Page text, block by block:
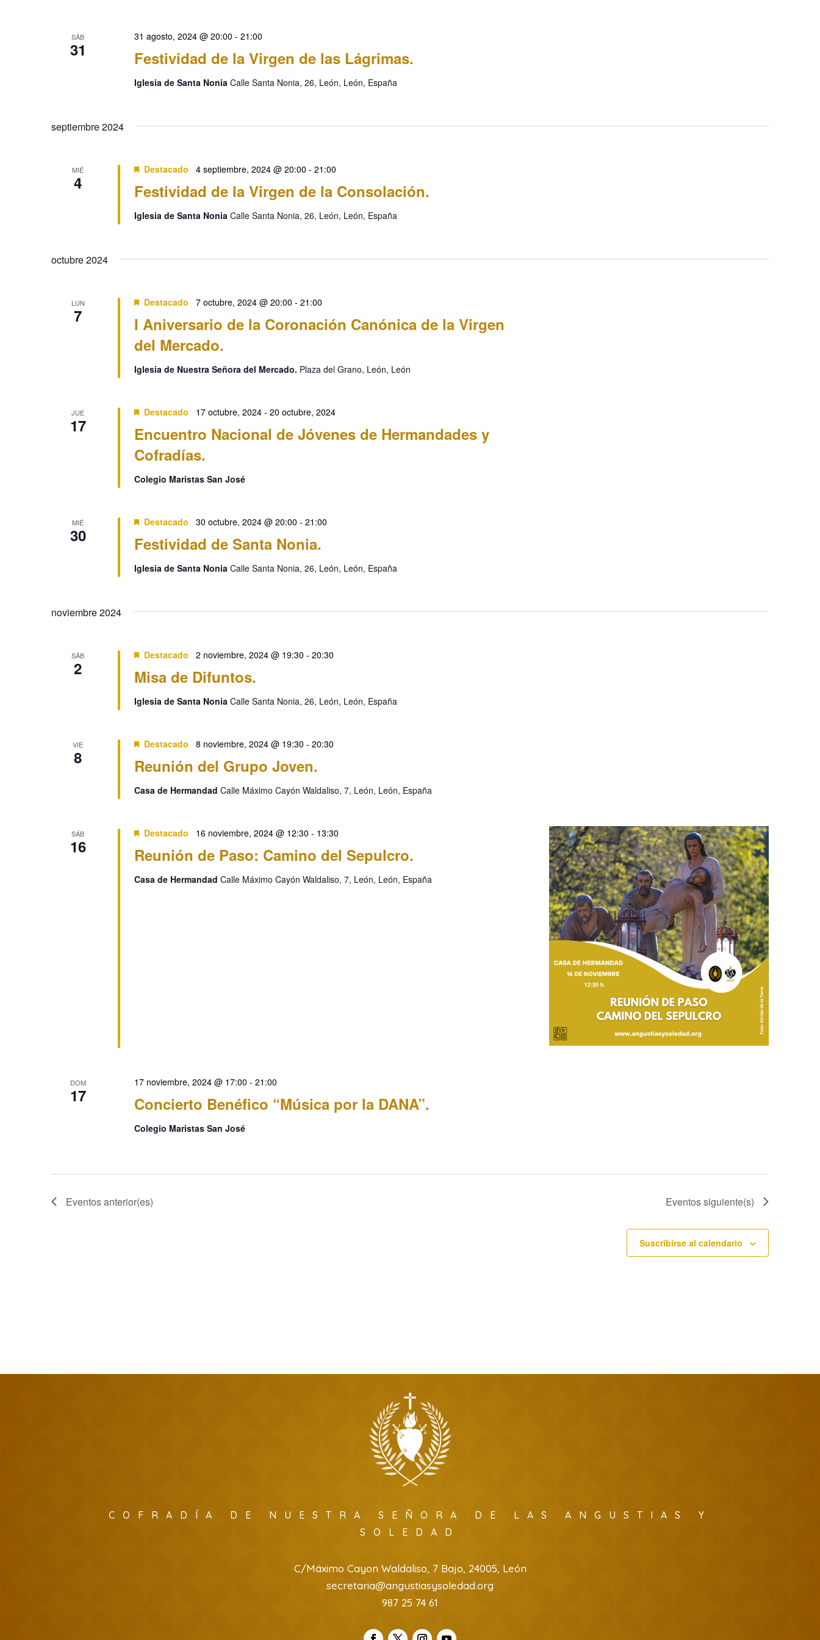
SÁB
31 Festividad de la Virgen de las Lágrimas.
31 agosto, 2024 @ 20:00 - 21:00
Iglesia de Santa Nonia Calle Santa Nonia, 26, León, León, España
septiembre 2024
MIÉ
4 Festividad de la Virgen de la Consolación.
Destacado 4 septiembre, 2024 @ 20:00 - 21:00
Iglesia de Santa Nonia Calle Santa Nonia, 26, León, León, España
octubre 2024
LUN
7
I Aniversario de la Coronación Canónica de la Virgen
del Mercado.
Destacado 7 octubre, 2024 @ 20:00 - 21:00
Iglesia de Nuestra Señora del Mercado. Plaza del Grano, León, León
JUE
17
Encuentro Nacional de Jóvenes de Hermandades y
Cofradías.
Destacado 17 octubre, 2024- 20 octubre, 2024
Colegio Maristas San José
MIÉ
30 Festividad de Santa Nonia.
Destacado 30 octubre, 2024 @ 20:00 - 21:00
Iglesia de Santa Nonia Calle Santa Nonia, 26, León, León, España
noviembre 2024
SÁB
2 Misa de Difuntos.
Destacado 2 noviembre, 2024 @ 19:30 - 20:30
Iglesia de Santa Nonia Calle Santa Nonia, 26, León, León, España
VIE
8 Reunión del Grupo Joven.
Destacado 8 noviembre, 2024 @ 19:30 - 20:30
Casa de Hermandad Calle Máximo Cayón Waldaliso, 7, León, León, España
SÁB
16 Reunión de Paso: Camino del Sepulcro.
Destacado 16 noviembre, 2024 @ 12:30 - 13:30
Casa de Hermandad Calle Máximo Cayón Waldaliso, 7, León, León, España
DOM
17 Concierto Benéfico “Música por la DANA”.
17 noviembre, 2024 @ 17:00 - 21:00
Colegio Maristas San José
Eventosanterior(es) Eventossiguiente(s)
Suscribirse al calendario
COFRADÍA DE NUESTRA SEÑORA DE LAS ANGUSTIAS Y
SOLEDAD
C/Máximo Cayon Waldaliso, 7 Bajo, 24005, León
secretaria@angustiasysoledad.org
987 25 74 61